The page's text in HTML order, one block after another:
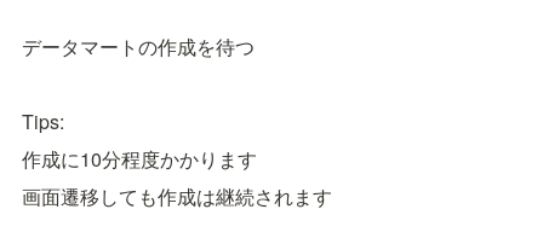
データマートの作成を待つ
Tips:
作成に10分程度かかります
画面遷移しても作成は継続されます